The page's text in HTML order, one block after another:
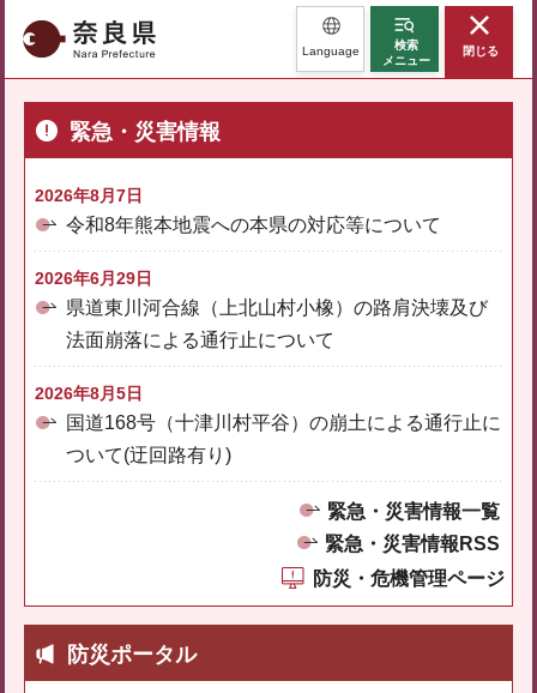
奈良県 Language
検索
メニュー
閉じる
緊急・災害情報
2026年8月7日
令和8年熊本地震への本県の対応等について
2026年6月29日
県道東川河合線（上北山村小橡）の路肩決壊及び
法面崩落による通行止について
2026年8月5日
国道168号（十津川村平谷）の崩土による通行止に
ついて(迂回路有り)
緊急・災害情報一覧
緊急・災害情報RSS
防災・危機管理ページ
防災ポータル